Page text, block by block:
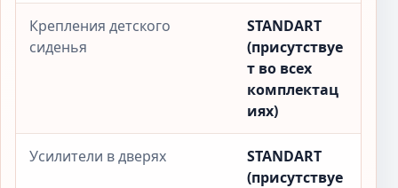
Крепления детского
сиденья
STANDART
(присутствуе
т во всех
комплектац
иях)
Усилители в дверях
STANDART
(присутствуе